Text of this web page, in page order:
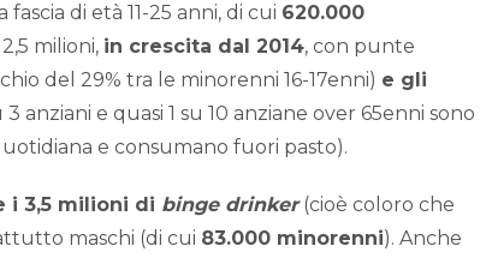
fascia di età 11-25 anni, di cui 620.000
milioni, in crescita dal 2014, con punte
del 29% tra le minorenni 16-17enni) e gli
3 anziani e quasi 1 su 10 anziane over 65enni sono
e consumano fuori pasto).
i 3,5 milioni di binge drinker(cioè coloro che
maschi (di cui 83.000 minorenni). Anche